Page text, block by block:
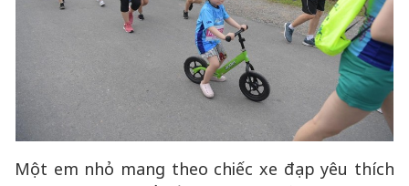
Một em nhỏ mang theo chiếc xe đạp yêu thích